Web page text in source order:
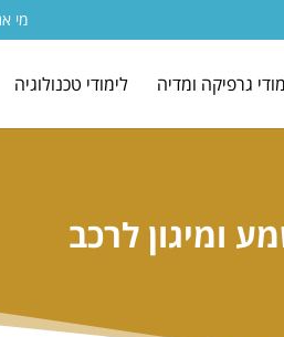
מי
גרפיקה ומדיה לימודי טכנולוגיה
ומיגון לרכב